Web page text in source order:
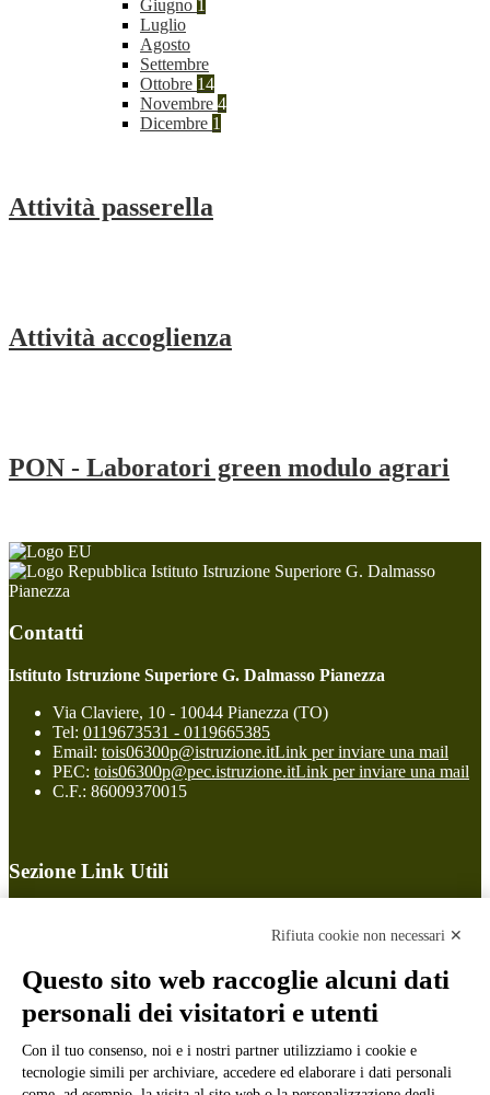
Giugno 1
Luglio
Agosto
Settembre
Ottobre 14
Novembre 4
Dicembre 1
Attività passerella
Attività accoglienza
PON - Laboratori green modulo agrari
Istituto Istruzione Superiore G. Dalmasso
Pianezza
Contatti
Istituto Istruzione Superiore G. Dalmasso Pianezza
Via Claviere, 10 - 10044 Pianezza (TO)
Tel: 0119673531 - 0119665385
Email: tois06300p@istruzione.itLink per inviare una mail
PEC: tois06300p@pec.istruzione.itLink per inviare una mail
C.F.: 86009370015
Sezione Link Utili
Ufficio Relazioni con il Pubblico
Dichiarazione di accessibilità
Obiettivi di accessibilità
Gestione consensi cookie
Amministrazione trasparente
Rifiuta cookie non necessari ✕
Questo sito web raccoglie alcuni dati
personali dei visitatori e utenti
Con il tuo consenso, noi e i nostri partner utilizziamo i cookie e
tecnologie simili per archiviare, accedere ed elaborare i dati personali